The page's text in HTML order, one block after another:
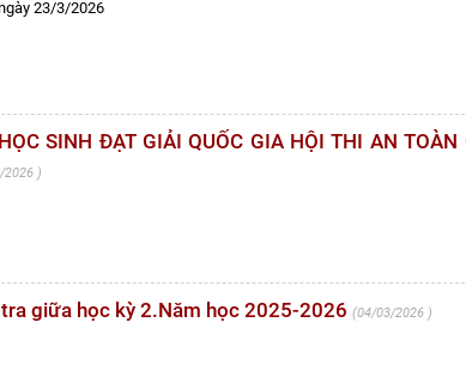
23/3/2026
SINH ĐẠT GIẢI QUỐC GIA HỘI THI AN TOÀN
2026
giữa học kỳ 2.Năm học 2025-2026 04/03/2026